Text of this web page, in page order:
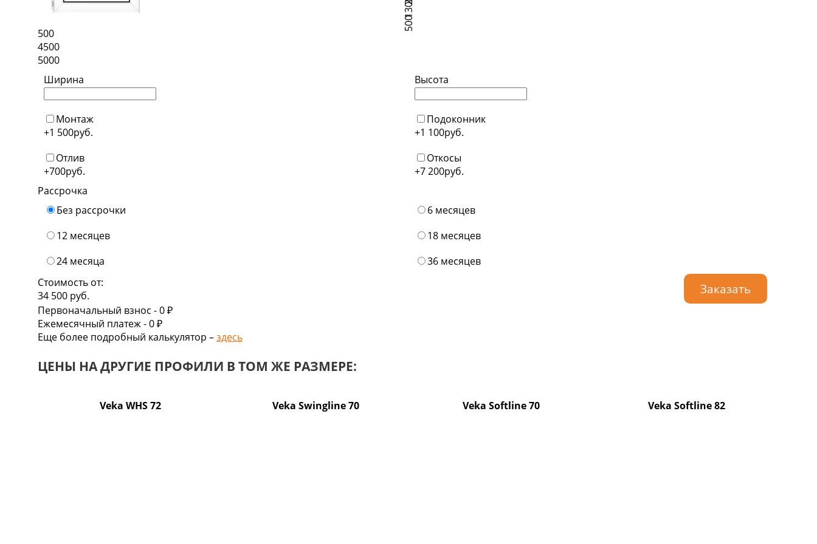
1300
500
500
4500
5000
Ширина
Высота
Монтаж
+1 500руб.
Подоконник
+1 100руб.
Отлив
+700руб.
Откосы
+7 200руб.
Рассрочка
Без рассрочки
6 месяцев
12 месяцев
18 месяцев
24 месяца
36 месяцев
Стоимость от:
34 500 руб. Заказать
Первоначальный взнос -0 ₽
Ежемесячный платеж -0₽
Еще более подробный калькулятор –здесь
ЦЕНЫ НА ДРУГИЕ ПРОФИЛИ В ТОМ ЖЕ РАЗМЕРЕ:
Veka WHS 72 Veka Swingline 70 Veka Softline 70 Veka Softline 82